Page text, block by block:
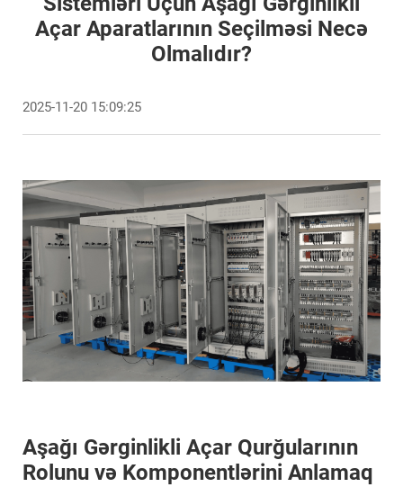
Açar Aparatlarının Seçilməsi Necə
Olmalıdır?
2025-11-20 15:09:25
Aşağı Gərginlikli Açar Qurğularının
Rolunu və Komponentlərini Anlamaq